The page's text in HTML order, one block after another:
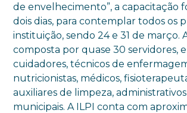
de envelhecimento”, a capacitação
dois dias, para contemplar todos os
instituição, sendo 24 e 31 de março.
composta por quase 30 servidores,
cuidadores, técnicos de
nutricionistas, médicos,
auxiliares de limpeza,
municipais. A ILPI conta com